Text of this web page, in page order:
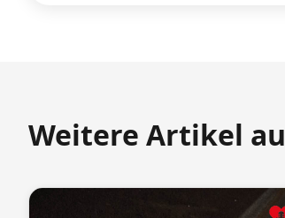
Weitere Artikel